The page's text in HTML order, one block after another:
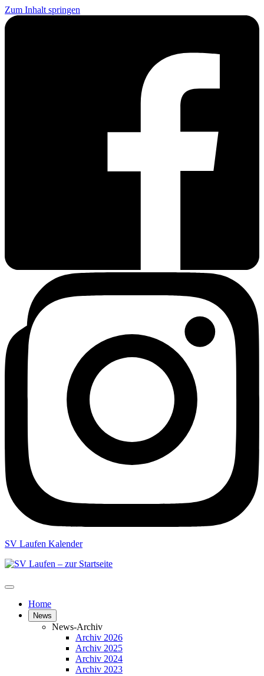
Zum Inhalt springen
SV Laufen Kalender
Home
News
News-Archiv
Archiv 2026
Archiv 2025
Archiv 2024
Archiv 2023